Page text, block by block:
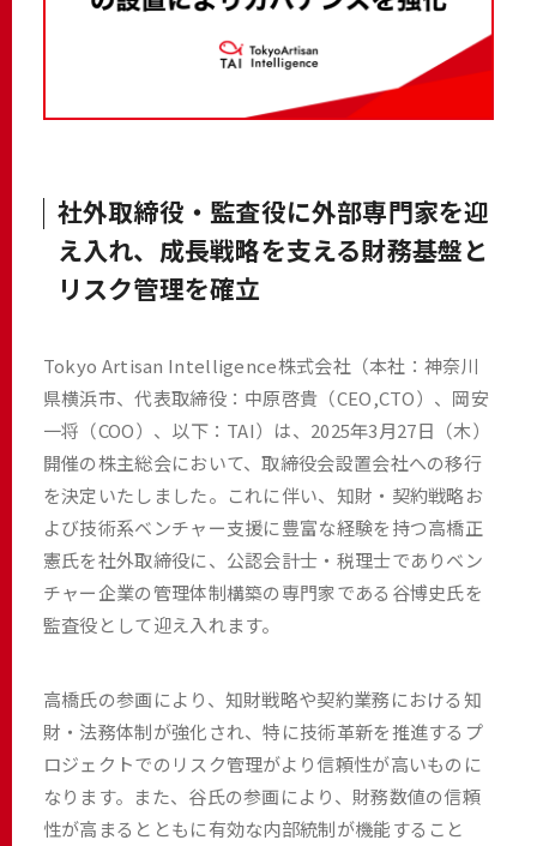
社外取締役・監査役に外部専門家を迎
え入れ、成長戦略を支える財務基盤と
リスク管理を確立
Tokyo Artisan Intelligence株式会社（本社：神奈川
県横浜市、代表取締役：中原啓貴（CEO,CTO）、岡安
一将（COO）、以下：TAI）は、2025年3月27日（木）
開催の株主総会において、取締役会設置会社への移行
を決定いたしました。これに伴い、知財・契約戦略お
よび技術系ベンチャー支援に豊富な経験を持つ高橋正
憲氏を社外取締役に、公認会計士・税理士でありベン
チャー企業の管理体制構築の専門家である谷博史氏を
監査役として迎え入れます。
高橋氏の参画により、知財戦略や契約業務における知
財・法務体制が強化され、特に技術革新を推進するプ
ロジェクトでのリスク管理がより信頼性が高いものに
なります。また、谷氏の参画により、財務数値の信頼
性が高まるとともに有効な内部統制が機能すること